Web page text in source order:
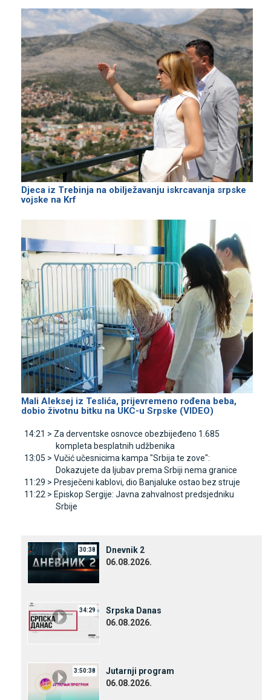
Djeca iz Trebinja na obilježavanju iskrcavanja srpske
vojske na Krf
Mali Aleksej iz Teslića, prijevremeno rođena beba,
dobio životnu bitku na UKC-u Srpske (VIDEO)
14:21 > Za derventske osnovce obezbijeđeno 1.685
kompleta besplatnih udžbenika
13:05 > Vučić učesnicima kampa "Srbija te zove":
Dokazujete da ljubav prema Srbiji nema granice
11:29 > Presječeni kablovi, dio Banjaluke ostao bez struje
11:22 > Episkop Sergije: Јavna zahvalnost predsjedniku
Srbije
30:38
Dnevnik 2
06.08.2026.
34:29
Srpska Danas
06.08.2026.
3:50:38
Јutarnji program
06.08.2026.